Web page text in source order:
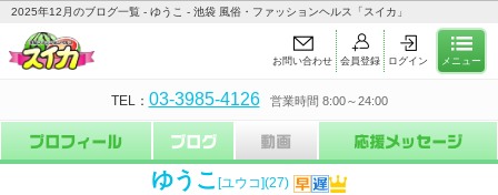
2025年12月のブログ一覧 - ゆうこ - 池袋 風俗・ファッションヘルス「スイカ」
お問い合わせ 会員登録 ログイン メニュー
TEL： 03-3985-4126 営業時間 8:00～24:00
ゆうこ [ユウコ](27)